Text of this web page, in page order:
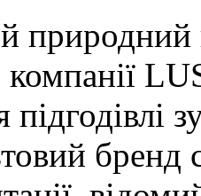
природний
підгодівлі
бренд